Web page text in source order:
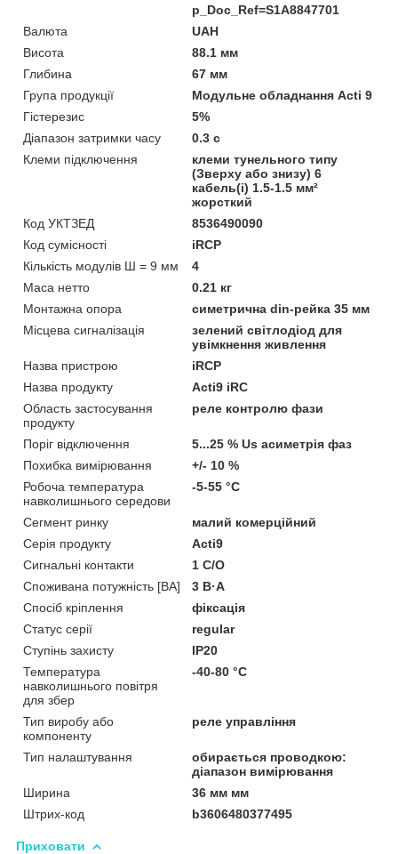
p_Doc_Ref=S1A8847701
Валюта
UAH
Висота
88.1 мм
Глибина
67 мм
Група продукції
Модульне обладнання Acti 9
Гістерезис
5%
Діапазон затримки часу
0.3 с
Клеми підключення
клеми тунельного типу
(Зверху або знизу) 6
кабель(і) 1.5-1.5 мм²
жорсткий
Код УКТЗЕД
8536490090
Код сумісності
iRCP
Кількість модулів Ш = 9 мм
4
Маса нетто
0.21 кг
Монтажна опора
симетрична din-рейка 35 мм
Місцева сигналізація
зелений світлодіод для
увімкнення живлення
Назва пристрою
iRCP
Назва продукту
Acti9 iRC
Область застосування
продукту
реле контролю фази
Поріг відключення
5...25 % Us асиметрія фаз
Похибка вимірювання
+/- 10 %
Робоча температура
навколишнього середови
-5-55 °C
Сегмент ринку
малий комерційний
Серія продукту
Acti9
Сигнальні контакти
1 C/O
Споживана потужність [ВА]
3 В·А
Спосіб кріплення
фіксація
Статус серії
regular
Ступінь захисту
IP20
Температура
навколишнього повітря
для збер
-40-80 °C
Тип виробу або
компоненту
реле управління
Тип налаштування
обирається проводкою:
діапазон вимірювання
Ширина
36 мм мм
Штрих-код
b3606480377495
Приховати